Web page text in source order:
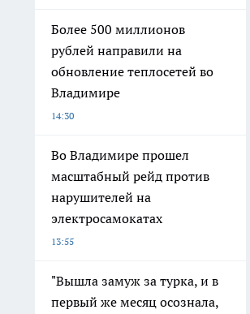
Более 500 миллионов
рублей направили на
обновление теплосетей во
Владимире
14:30
Во Владимире прошел
масштабный рейд против
нарушителей на
электросамокатах
13:55
"Вышла замуж за турка, и в
первый же месяц осознала,